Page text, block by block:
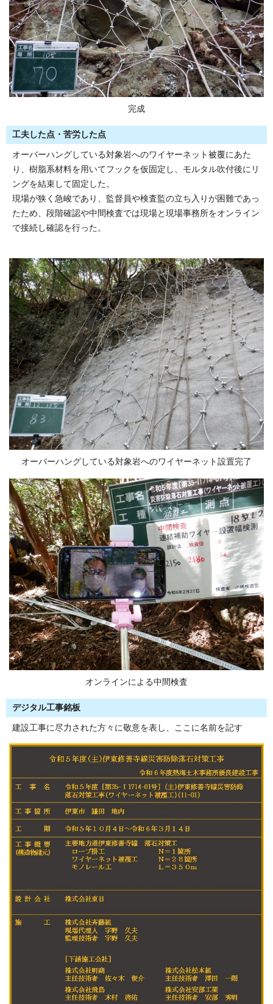
完成
工夫した点・苦労した点
オーバーハングしている対象岩へのワイヤーネット被覆にあた
り、樹脂系材料を用いてフックを仮固定し、モルタル吹付後にリ
ングを結束して固定した。
現場が狭く急峻であり、監督員や検査監の立ち入りが困難であっ
たため、段階確認や中間検査では現場と現場事務所をオンライン
で接続し確認を行った。
オーバーハングしている対象岩へのワイヤーネット設置完了
オンラインによる中間検査
デジタル工事銘板
建設工事に尽力された方々に敬意を表し、ここに名前を記す